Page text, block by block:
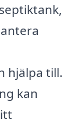
hjälpa till.
kan